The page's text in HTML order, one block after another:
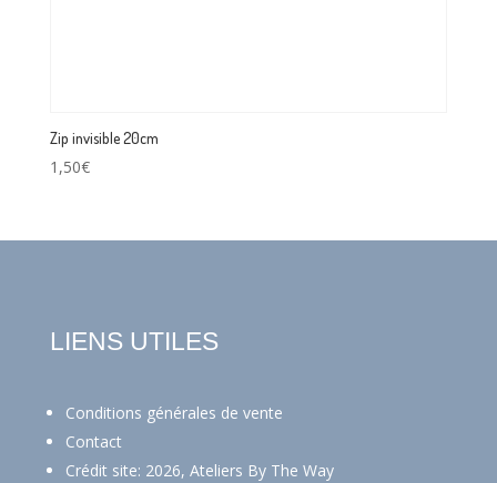
Zip invisible 20cm
1,50€
LIENS UTILES
Conditions générales de vente
Contact
Crédit site: 2026, Ateliers By The Way